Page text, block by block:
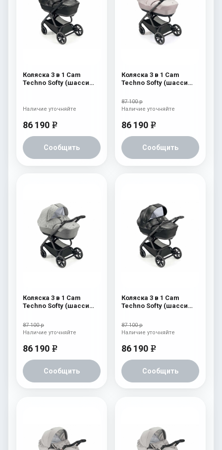
Коляска 3 в 1 Cam
Techno Softy (шасси
86 190 e
Сообщить
Наличие уточняйте
Коляска 3 в 1 Cam
Techno Softy (шасси
87 100 р
86 190 e
Сообщить
Наличие уточняйте
Коляска 3 в 1 Cam
Techno Softy (шасси
87 100 р
86 190 e
Сообщить
Наличие уточняйте
Коляска 3 в 1 Cam
Techno Softy (шасси
87 100 р
86 190 e
Сообщить
Наличие уточняйте